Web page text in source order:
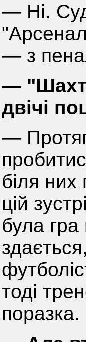
— Ні.
— з
—
двічі
—
біля
цій
була
тоді
поразка.